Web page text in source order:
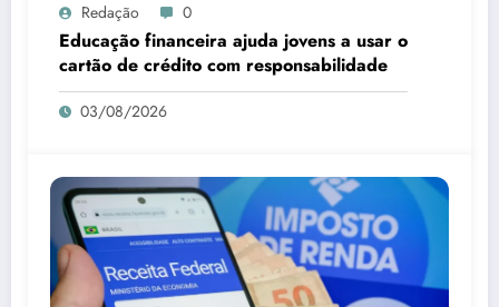
Redação 0
Educação financeira ajuda jovens a usar o
cartão de crédito com responsabilidade
03/08/2026